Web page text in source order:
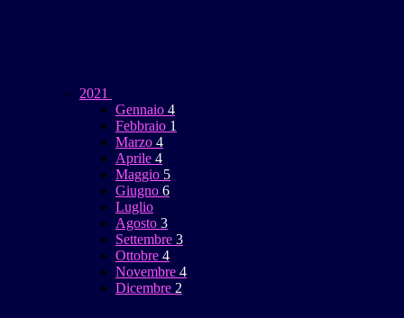
2021
Gennaio 4
Febbraio 1
Marzo 4
Aprile 4
Maggio 5
Giugno 6
Luglio
Agosto 3
Settembre 3
Ottobre 4
Novembre 4
Dicembre 2